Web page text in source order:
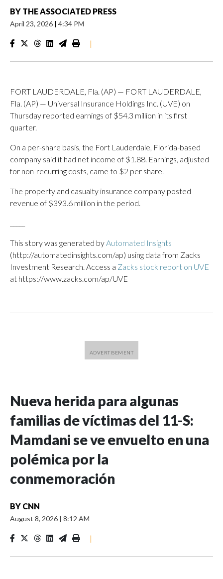
BY THE ASSOCIATED PRESS
April 23, 2026 | 4:34 PM
|
FORT LAUDERDALE, Fla. (AP) — FORT LAUDERDALE,
Fla. (AP) — Universal Insurance Holdings Inc. (UVE) on
Thursday reported earnings of $54.3 million in its first
quarter.
On a per-share basis, the Fort Lauderdale, Florida-based
company said it had net income of $1.88. Earnings, adjusted
for non-recurring costs, came to $2 per share.
The property and casualty insurance company posted
revenue of $393.6 million in the period.
This story was generated byAutomated Insights
(http://automatedinsights.com/ap) using data from Zacks
Investment Research. Access a Zacks stock report on UVE
at https://www.zacks.com/ap/UVE
Nueva herida para algunas
familias de víctimas del 11-S:
Mamdani se ve envuelto en una
polémica por la
conmemoración
BY CNN
August 8, 2026 | 8:12 AM
|